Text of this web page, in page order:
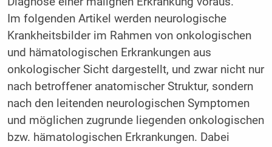
Im folgenden Artikel werden neurologische
Krankheitsbilder im Rahmen von onkologischen
und hämatologischen Erkrankungen aus
onkologischer Sicht dargestellt, und zwar nicht nur
nach betroffener anatomischer Struktur, sondern
nach den leitenden neurologischen Symptomen
und möglichen zugrunde liegenden onkologischen
bzw. hämatologischen Erkrankungen. Dabei